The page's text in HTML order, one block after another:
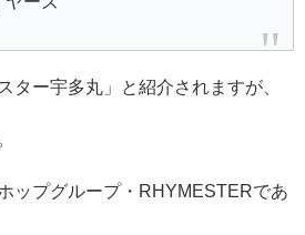
ター宇多丸」と紹介されますが、
ップグループ・RHYMESTERであ